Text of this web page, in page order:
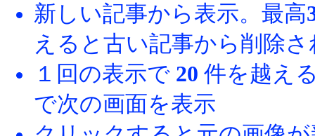
新しい記事から表示。最高
えると古い記事から削除
１回の表示で 20 件を越え
で次の画面を表示